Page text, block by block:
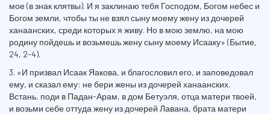
мое (в знак клятвы). И я заклинаю тебя Господом, Богом небес и
Богом земли, чтобы ты не взял сыну моему жену из дочерей
ханаанских, среди которых я живу. Но в мою землю, на мою
родину пойдешь и возьмешь жену сыну моему Исааку» (Бытие,
24, 2-4).
3. «И призвал Исаак Яакова, и благословил его, и заповедовал
ему, и сказал ему: не бери жены из дочерей ханаанских.
Встань, поди в Падан-Арам, в дом Бетуэля, отца матери твоей,
и возьми себе оттуда жену из дочерей Лавана, брата матери